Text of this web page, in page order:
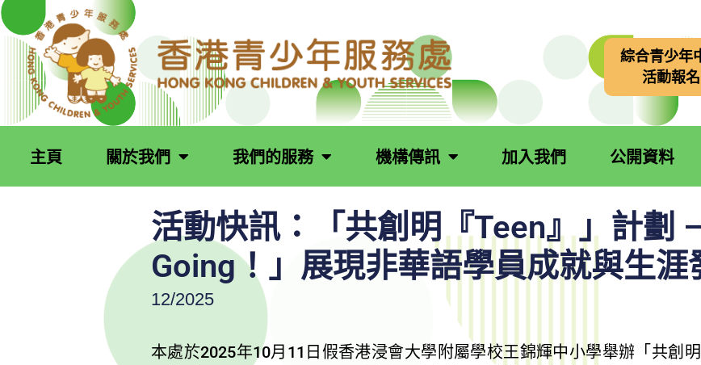
跳
至
綜合青少年
活動報名
主頁 關於我們 我們的服務 機構傳訊 加入我們 公開資料
活動快訊：「共創明『Teen』」計劃
Going！」展現非華語學員成就與生涯
12/2025
本處於2025年10月11日假香港浸會大學附屬學校王錦輝中小學舉辦「共創